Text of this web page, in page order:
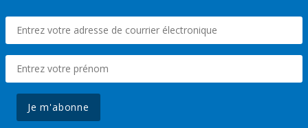
Je m'abonne